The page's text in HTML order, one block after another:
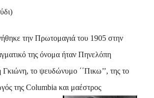
την Πρωτομαγιά του 1905 στην
της όνομα ήταν Πηνελόπη
το ψευδώνυμο ΄΄Πικω’’, της το
της Columbia και μαέστρος